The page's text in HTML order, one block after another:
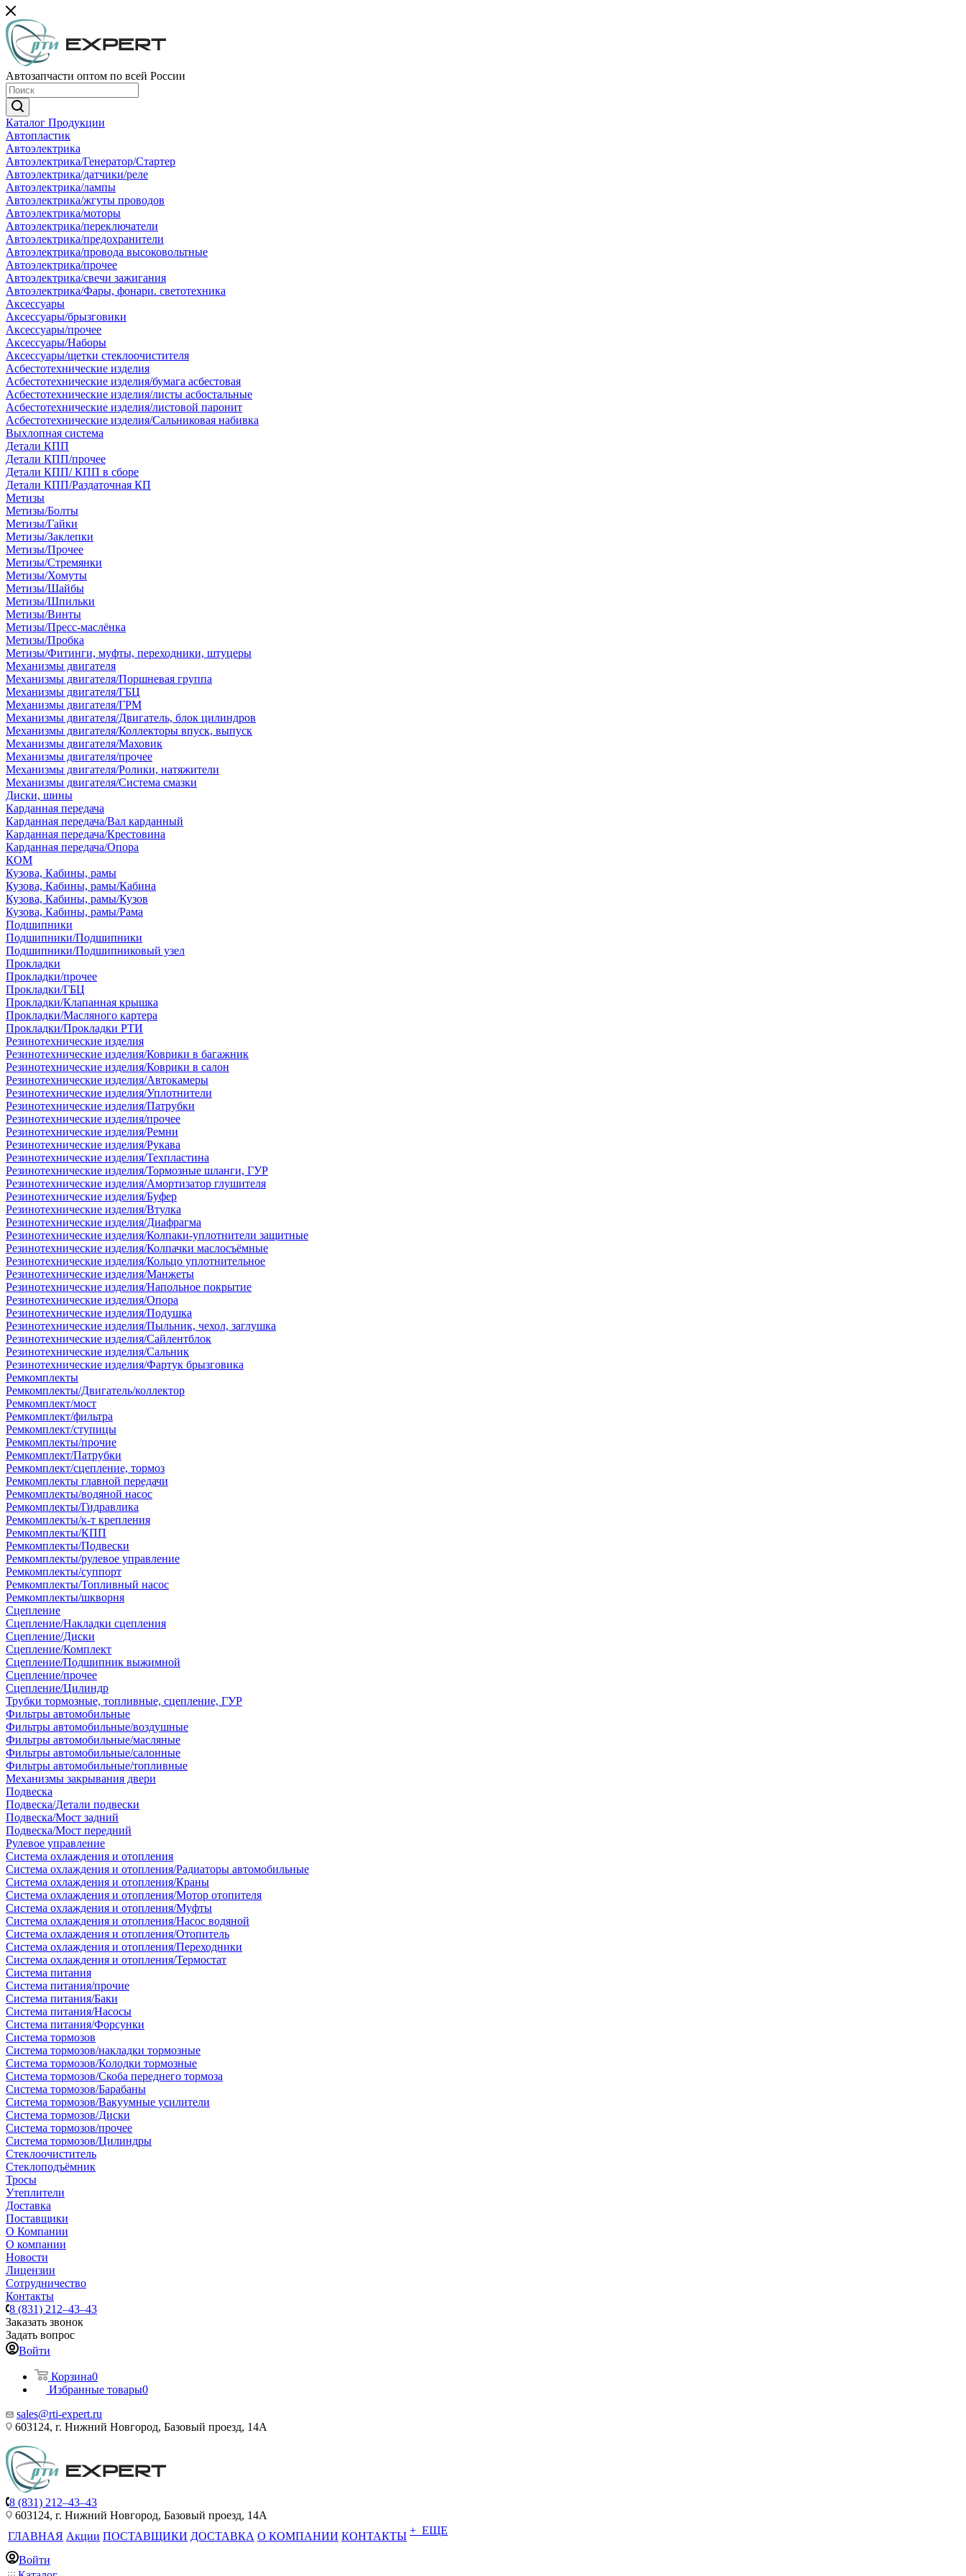
Автозапчасти оптом по всей России
Каталог Продукции
Автопластик
Автоэлектрика
Автоэлектрика/Генератор/Стартер
Автоэлектрика/датчики/реле
Автоэлектрика/лампы
Автоэлектрика/жгуты проводов
Автоэлектрика/моторы
Автоэлектрика/переключатели
Автоэлектрика/предохранители
Автоэлектрика/провода высоковольтные
Автоэлектрика/прочее
Автоэлектрика/свечи зажигания
Автоэлектрика/Фары, фонари. светотехника
Аксессуары
Аксессуары/брызговики
Аксессуары/прочее
Аксессуары/Наборы
Аксессуары/щетки стеклоочистителя
Асбестотехнические изделия
Асбестотехнические изделия/бумага асбестовая
Асбестотехнические изделия/листы асбостальные
Асбестотехнические изделия/листовой паронит
Асбестотехнические изделия/Сальниковая набивка
Выхлопная система
Детали КПП
Детали КПП/прочее
Детали КПП/ КПП в сборе
Детали КПП/Раздаточная КП
Метизы
Метизы/Болты
Метизы/Гайки
Метизы/Заклепки
Метизы/Прочее
Метизы/Стремянки
Метизы/Хомуты
Метизы/Шайбы
Метизы/Шпильки
Метизы/Винты
Метизы/Пресс-маслёнка
Метизы/Пробка
Метизы/Фитинги, муфты, переходники, штуцеры
Механизмы двигателя
Механизмы двигателя/Поршневая группа
Механизмы двигателя/ГБЦ
Механизмы двигателя/ГРМ
Механизмы двигателя/Двигатель, блок цилиндров
Механизмы двигателя/Коллекторы впуск, выпуск
Механизмы двигателя/Маховик
Механизмы двигателя/прочее
Механизмы двигателя/Ролики, натяжители
Механизмы двигателя/Система смазки
Диски, шины
Карданная передача
Карданная передача/Вал карданный
Карданная передача/Крестовина
Карданная передача/Опора
КОМ
Кузова, Кабины, рамы
Кузова, Кабины, рамы/Кабина
Кузова, Кабины, рамы/Кузов
Кузова, Кабины, рамы/Рама
Подшипники
Подшипники/Подшипники
Подшипники/Подшипниковый узел
Прокладки
Прокладки/прочее
Прокладки/ГБЦ
Прокладки/Клапанная крышка
Прокладки/Масляного картера
Прокладки/Прокладки РТИ
Резинотехнические изделия
Резинотехнические изделия/Коврики в багажник
Резинотехнические изделия/Коврики в салон
Резинотехнические изделия/Автокамеры
Резинотехнические изделия/Уплотнители
Резинотехнические изделия/Патрубки
Резинотехнические изделия/прочее
Резинотехнические изделия/Ремни
Резинотехнические изделия/Рукава
Резинотехнические изделия/Техпластина
Резинотехнические изделия/Тормозные шланги, ГУР
Резинотехнические изделия/Амортизатор глушителя
Резинотехнические изделия/Буфер
Резинотехнические изделия/Втулка
Резинотехнические изделия/Диафрагма
Резинотехнические изделия/Колпаки-уплотнители защитные
Резинотехнические изделия/Колпачки маслосъёмные
Резинотехнические изделия/Кольцо уплотнительное
Резинотехнические изделия/Манжеты
Резинотехнические изделия/Напольное покрытие
Резинотехнические изделия/Опора
Резинотехнические изделия/Подушка
Резинотехнические изделия/Пыльник, чехол, заглушка
Резинотехнические изделия/Сайлентблок
Резинотехнические изделия/Сальник
Резинотехнические изделия/Фартук брызговика
Ремкомплекты
Ремкомплекты/Двигатель/коллектор
Ремкомплект/мост
Ремкомплект/фильтра
Ремкомплект/ступицы
Ремкомплекты/прочие
Ремкомплект/Патрубки
Ремкомплект/сцепление, тормоз
Ремкомплекты главной передачи
Ремкомплекты/водяной насос
Ремкомплекты/Гидравлика
Ремкомплекты/к-т крепления
Ремкомплекты/КПП
Ремкомплекты/Подвески
Ремкомплекты/рулевое управление
Ремкомплекты/суппорт
Ремкомплекты/Топливный насос
Ремкомплекты/шкворня
Сцепление
Сцепление/Накладки сцепления
Сцепление/Диски
Сцепление/Комплект
Сцепление/Подшипник выжимной
Сцепление/прочее
Сцепление/Цилиндр
Трубки тормозные, топливные, сцепление, ГУР
Фильтры автомобильные
Фильтры автомобильные/воздушные
Фильтры автомобильные/масляные
Фильтры автомобильные/салонные
Фильтры автомобильные/топливные
Механизмы закрывания двери
Подвеска
Подвеска/Детали подвески
Подвеска/Мост задний
Подвеска/Мост передний
Рулевое управление
Система охлаждения и отопления
Система охлаждения и отопления/Радиаторы автомобильные
Система охлаждения и отопления/Краны
Система охлаждения и отопления/Мотор отопителя
Система охлаждения и отопления/Муфты
Система охлаждения и отопления/Насос водяной
Система охлаждения и отопления/Отопитель
Система охлаждения и отопления/Переходники
Система охлаждения и отопления/Термостат
Система питания
Система питания/прочие
Система питания/Баки
Система питания/Насосы
Система питания/Форсунки
Система тормозов
Система тормозов/накладки тормозные
Система тормозов/Колодки тормозные
Система тормозов/Скоба переднего тормоза
Система тормозов/Барабаны
Система тормозов/Вакуумные усилители
Система тормозов/Диски
Система тормозов/прочее
Система тормозов/Цилиндры
Стеклоочиститель
Стеклоподъёмник
Тросы
Утеплители
Доставка
Поставщики
О Компании
О компании
Новости
Лицензии
Сотрудничество
Контакты
8 (831) 212–43–43
Заказать звонок
Задать вопрос
Войти
Корзина0
Избранные товары0
sales@rti-expert.ru
603124, г. Нижний Новгород, Базовый проезд, 14А
8 (831) 212–43–43
603124, г. Нижний Новгород, Базовый проезд, 14А
ГЛАВНАЯ Акции ПОСТАВЩИКИ ДОСТАВКА О КОМПАНИИ КОНТАКТЫ + ЕЩЕ
Войти